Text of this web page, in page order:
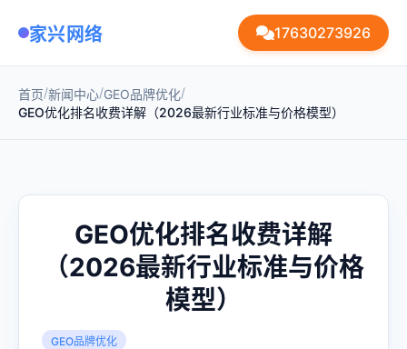
家兴网络 17630273926
首页/新闻中心/GEO品牌优化/
GEO优化排名收费详解（2026最新行业标准与价格模型）
GEO优化排名收费详解
（2026最新行业标准与价格
模型）
GEO品牌优化